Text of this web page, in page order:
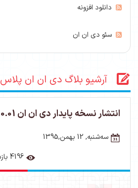
دانلود افزونه
سئو دی ان ان
آرشیو بلاگ دی ان ان پلاس
انتشار نسخه پایدار دی ان ان 9.00.01
ﺳﻪشنبه, 12 بهمن,1395